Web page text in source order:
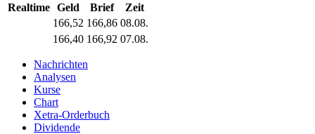
Realtime Geld Brief
Zeit
166,52 166,86 08.08.
166,40 166,92 07.08.
Nachrichten
Analysen
Kurse
Chart
Xetra-Orderbuch
Dividende